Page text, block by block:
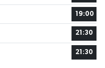
19:00
21:30
21:30